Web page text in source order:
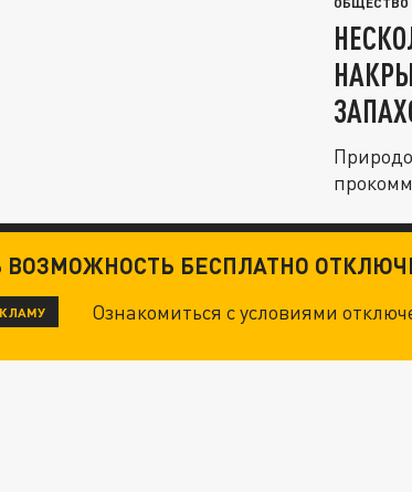
ВОЗМОЖНОСТЬ БЕСПЛАТНО
Ознакомиться с условиями